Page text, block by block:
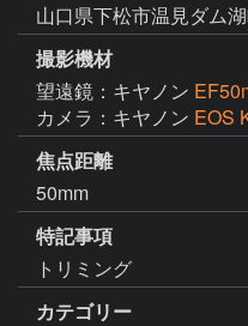
山口県下松市温見ダム
撮影機材
望遠鏡：キヤノン
カメラ：キヤノン EOS
焦点距離
50mm
特記事項
トリミング
カテゴリー